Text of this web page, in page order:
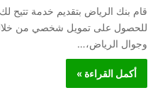
قام بنك الرياض بتقديم خدمة تتيح
للحصول على تمويل شخصي من خلال
وجوال الرياض،…
أكمل القراءة »